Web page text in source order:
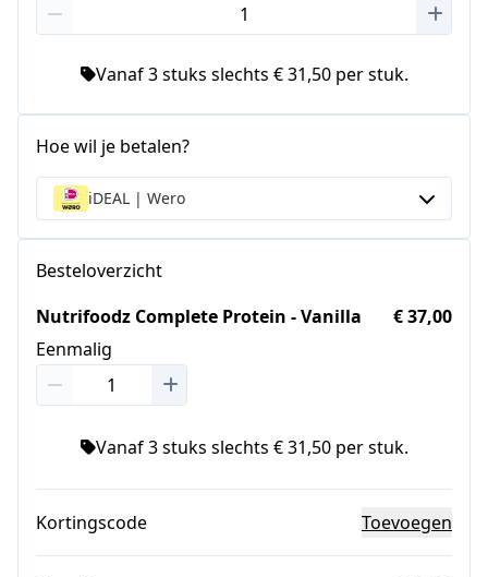
Vanaf 3 stuks slechts € 31,50 per stuk.
Hoe wil je betalen?
iDEAL | Wero
Besteloverzicht
Nutrifoodz Complete Protein - Vanilla
Eenmalig
€ 37,00
Vanaf 3 stuks slechts € 31,50 per stuk.
Kortingscode Toevoegen